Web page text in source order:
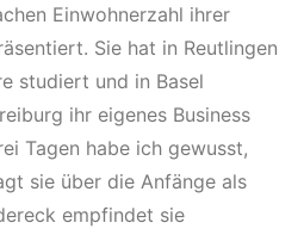
Einwohnerzahl ihrer
Sie hat in Reutlingen
studiert und in Basel
ihr eigenes Business
Tagen habe ich gewusst,
sie über die Anfänge als
empfindet sie